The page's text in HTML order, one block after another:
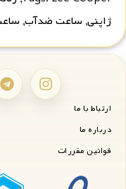
ژاپنی, ساعت ضدآب,
ارتباط با ما
درباره ما
قوانین مقررات